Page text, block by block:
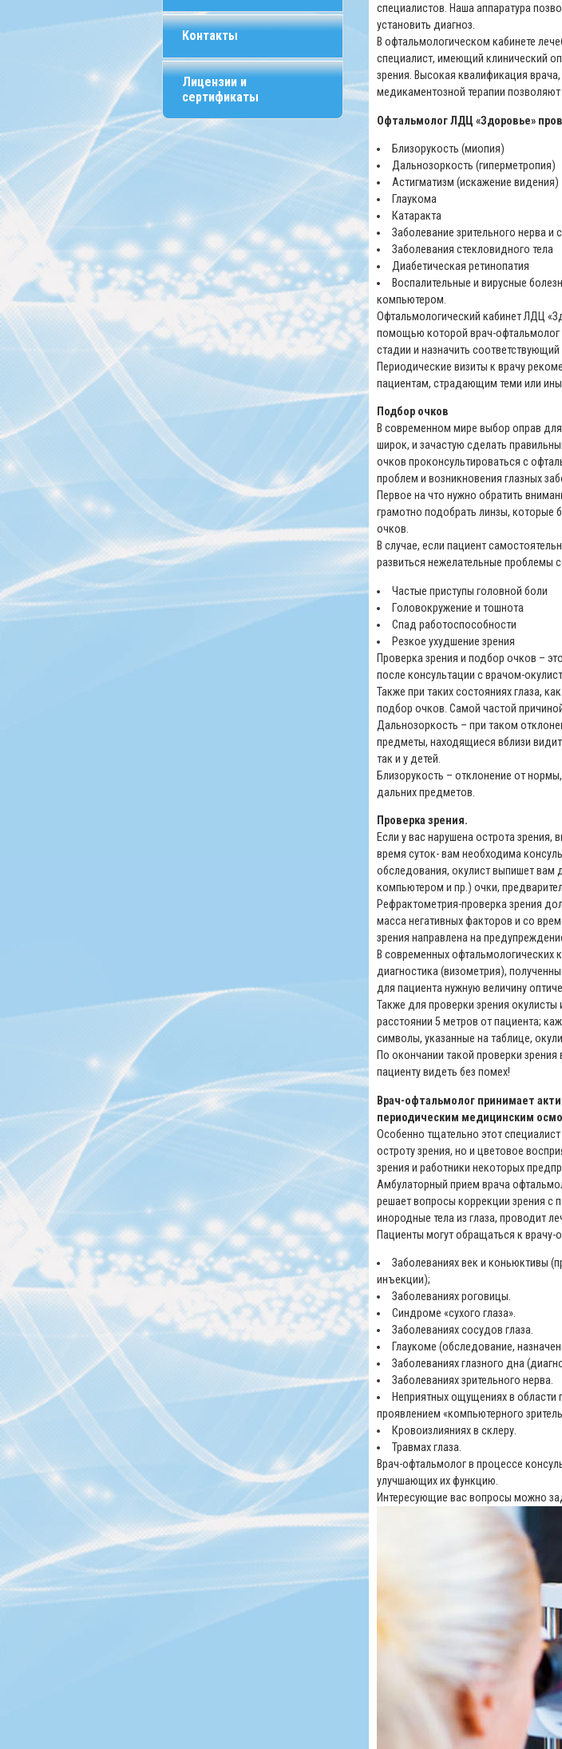
Контакты
Лицензии и
сертификаты
специалистов. Наша аппаратура
установить диагноз.
В офтальмологическом кабинете
специалист, имеющий клинический
зрения. Высокая квалификация
медикаментозной терапии
Офтальмолог ЛДЦ «Здоровье»
Близорукость (миопия)
Дальнозоркость (гиперметропия)
Астигматизм (искажение видения)
Глаукома
Катаракта
Заболевание зрительного нерва и
Заболевания стекловидного тела
Диабетическая ретинопатия
Воспалительные и вирусные
компьютером.
Oфтальмологический кабинет ЛДЦ
помощью которой врач-офтальмолог
стадии и назначить соответствующий
Периодические визиты к врачу
пациентам, страдающим теми или
Подбор очков
В современном мире выбор оправ
широк, и зачастую сделать
очков проконсультироваться с
проблем и возникновения глазных
Первое на что нужно обратить
грамотно подобрать линзы, которые
очков.
В случае, если пaциeнт
развиться нежелательные проблемы
Частые приступы головной боли
Головокружение и тошнота
Спад работоспособности
Резкое ухудшение зрения
Проверка зрения и подбор очков –
после консультации с врачом-
Также при таких состояниях глаза,
подбор очков. Самой частой
Дальнозоркость – при таком
предметы, находящиеся вблизи
так и у детей.
Близорукость – отклонение от
дальних предметов.
Проверка зрения.
Если у вас нарушена острота
время суток- вам необходима
обследования, окулист выпишет вам
компьютером и пр.) очки,
Рефрактометрия-проверка зрения
масса негативных факторов и со
зрения направлена на
В современных офтальмологических
диагностика (визометрия),
для пациента нужную величину
Также для проверки зрения
расстоянии 5 метров от пациента;
символы, указанные на таблице,
По окончании такой проверки
пациенту видеть без помех!
Врач-офтальмолог принимает
периодическим медицинским
Особенно тщательно этот
остроту зрения, но и цветовое
зрения и работники некоторых
Амбулаторный прием врача
решает вопросы коррекции зрения с
инородные тела из глаза, проводит
Пациенты могут обращаться к
Заболеваниях век и коньюктивы
инъекции);
Заболеваниях роговицы.
Синдроме «сухого глаза».
Заболеваниях сосудов глаза.
Глаукоме (обследование,
Заболеваниях глазного дна
Заболеваниях зрительного нерва.
Неприятных ощущениях в области
проявлением «компьютерного
Кровоизлияниях в склеру.
Травмах глаза.
Врач-офтальмолог в процессе
улучшающих их функцию.
Интересующие вас вопросы можно